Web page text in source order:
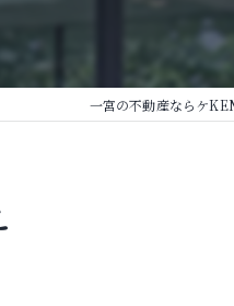
一宮の不動産ならケ